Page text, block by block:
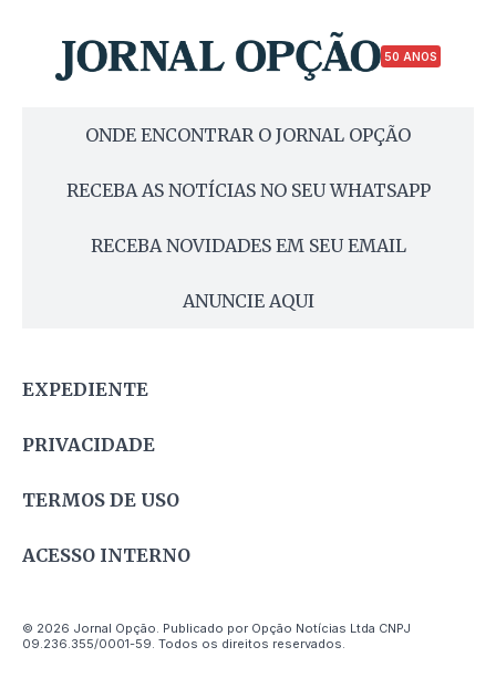
50 ANOS
ONDE ENCONTRAR O JORNAL OPÇÃO
RECEBA AS NOTÍCIAS NO SEU WHATSAPP
RECEBA NOVIDADES EM SEU EMAIL
ANUNCIE AQUI
EXPEDIENTE
PRIVACIDADE
TERMOS DE USO
ACESSO INTERNO
© 2026 Jornal Opção. Publicado por Opção Notícias Ltda CNPJ
09.236.355/0001-59. Todos os direitos reservados.